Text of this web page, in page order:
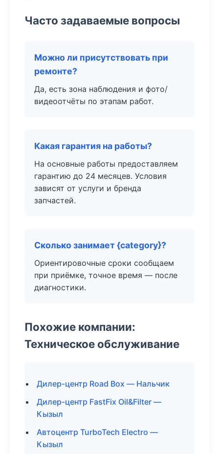
Часто задаваемые вопросы
Можно ли присутствовать при
ремонте?
Да, есть зона наблюдения и фото/
видеоотчёты по этапам работ.
Какая гарантия на работы?
На основные работы предоставляем
гарантию до 24 месяцев. Условия
зависят от услуги и бренда
запчастей.
Сколько занимает {category}?
Ориентировочные сроки сообщаем
при приёмке, точное время — после
диагностики.
Похожие компании:
Техническое обслуживание
Дилер-центр Road Box — Нальчик
Дилер-центр FastFix Oil&Filter —
Кызыл
Автоцентр TurboTech Electro —
Кызыл